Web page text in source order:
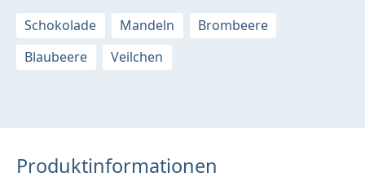
Schokolade
Mandeln
Brombeere
Blaubeere
Veilchen
Produktinformationen